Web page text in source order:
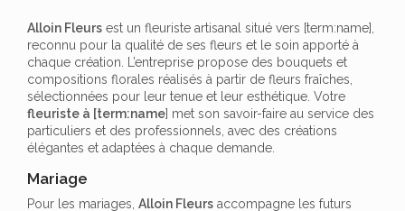
Alloin Fleurs est un fleuriste artisanal situé vers [term:name],
reconnu pour la qualité de ses fleurs et le soin apporté à
chaque création. L’entreprise propose des bouquets et
compositions florales réalisés à partir de fleurs fraîches,
sélectionnées pour leur tenue et leur esthétique. Votre
fleuriste à [term:name] met son savoir-faire au service des
particuliers et des professionnels, avec des créations
élégantes et adaptées à chaque demande.
Mariage
Pour les mariages, Alloin Fleurs accompagne les futurs